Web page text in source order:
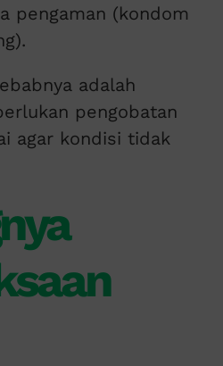
pengaman (kondom
adalah
pengobatan
agar kondisi tidak